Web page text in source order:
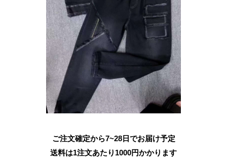
ご注文確定から7~28日でお届け予定
送料は1注文あたり 1000円かかります